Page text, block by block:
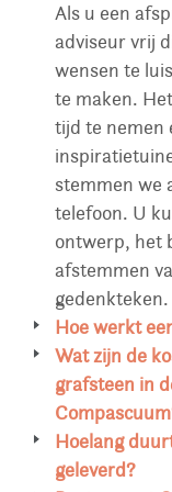
Als u een
adviseur vrij
wensen te
te maken.
tijd te nemen
stemmen we
telefoon. U
ontwerp, het
afstemmen
gedenkteken.
Hoe werkt
U bent van
bekijken. U
materialen,
Wat zijn de
grafsteen in
Voor alle
hanteren wij
Hoelang
geleverd?